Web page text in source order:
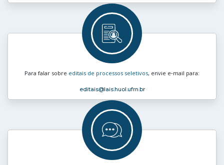
Para falar sobre editais de processos seletivos, envie e‑mail para:
editais@lais.huol.ufrn.br